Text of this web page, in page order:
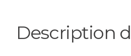
Description